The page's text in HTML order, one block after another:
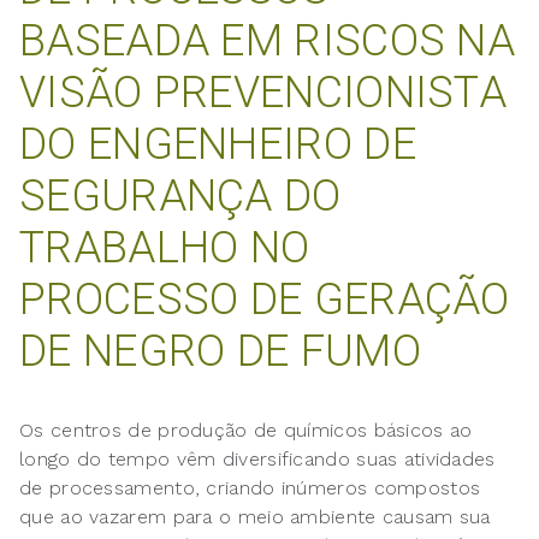
BASEADA EM RISCOS NA
VISÃO PREVENCIONISTA
DO ENGENHEIRO DE
SEGURANÇA DO
TRABALHO NO
PROCESSO DE GERAÇÃO
DE NEGRO DE FUMO
Os centros de produção de químicos básicos ao
longo do tempo vêm diversificando suas atividades
de processamento, criando inúmeros compostos
que ao vazarem para o meio ambiente causam sua